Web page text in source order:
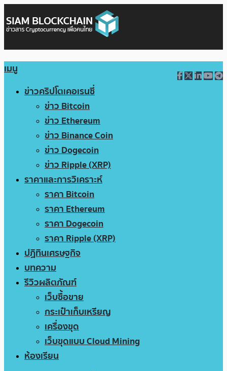
เมนู
ข่าวคริปโตเคอเรนซี่
ข่าว Bitcoin
ข่าว Ethereum
ข่าว Binance Coin
ข่าว Dogecoin
ข่าว Ripple (XRP)
ราคาและการวิเคราะห์
ราคา Bitcoin
ราคา Ethereum
ราคา Dogecoin
ราคา Ripple (XRP)
ปฏิทินเศรษฐกิจ
บทความ
รีวิวผลิตภัณฑ์
เว็บซื้อขาย
กระเป๋าเก็บเหรียญ
เครื่องขุด
เว็บขุดแบบ Cloud Mining
ห้องเรียน